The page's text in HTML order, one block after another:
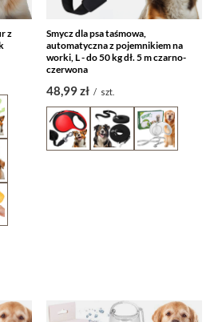
z
Smycz dla psa taśmowa,
automatyczna z pojemnikiem na
worki, L - do 50 kg dł. 5 m czarno-
czerwona
48,99 zł / szt.